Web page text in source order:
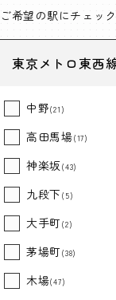
ご希望の駅にチェッ
東京メトロ東西
中野(21)
高田馬場(17)
神楽坂(43)
九段下 (5)
大手町 (2)
茅場町 (38)
木場(47)